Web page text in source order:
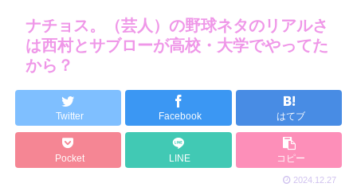
ナチョス。（芸人）の野球ネタのリアルさ
は西村とサブローが高校・大学でやってた
から？
Twitter Facebook はてブ
Pocket LINE コピー
2024.12.27